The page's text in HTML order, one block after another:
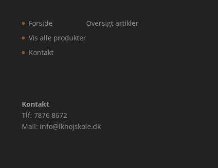
Forside
Vis alle produkter
Kontakt
Oversigt artikler
Kontakt
Tlf: 7876 8672
Mail: info@lkhojskole.dk